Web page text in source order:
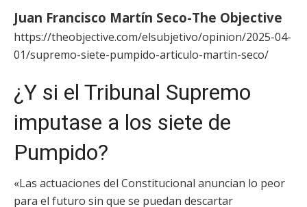
Juan Francisco Martín Seco-The Objective
https://theobjective.com/elsubjetivo/opinion/2025-04-
01/supremo-siete-pumpido-articulo-martin-seco/
¿Y si el Tribunal Supremo
imputase a los siete de
Pumpido?
«Las actuaciones del Constitucional anuncian lo peor
para el futuro sin que se puedan descartar